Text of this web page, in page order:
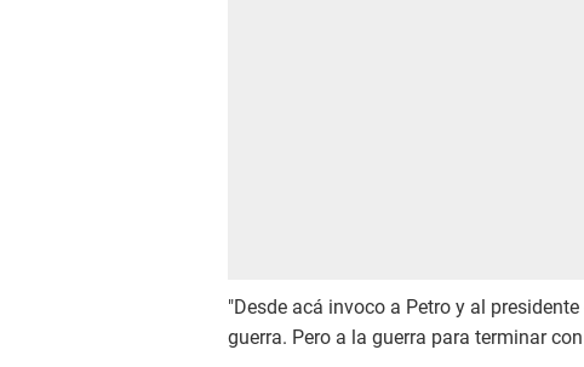
"Desde acá invoco a Petro y al
guerra. Pero a la guerra para terminar